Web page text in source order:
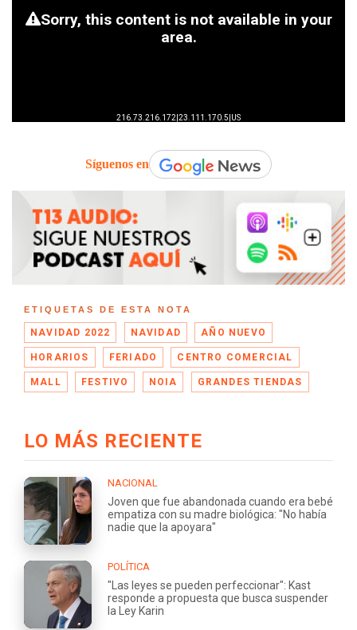
Síguenos en
ETIQUETAS DE ESTA NOTA
NAVIDAD 2022 NAVIDAD AÑO NUEVO
HORARIOS FERIADO CENTRO COMERCIAL
MALL FESTIVO NOIA GRANDES TIENDAS
LO MÁS RECIENTE
NACIONAL
Joven que fue abandonada cuando era bebé
empatiza con su madre biológica: "No había
nadie que la apoyara"
POLÍTICA
"Las leyes se pueden perfeccionar": Kast
responde a propuesta que busca suspender
la Ley Karin